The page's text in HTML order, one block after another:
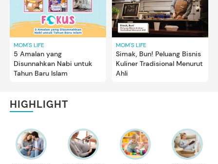
MOM'S LIFE
5 Amalan yang
Disunnahkan Nabi untuk
Tahun Baru Islam
MOM'S LIFE
Simak, Bun! Peluang Bisnis
Kuliner Tradisional Menurut
Ahli
HIGHLIGHT